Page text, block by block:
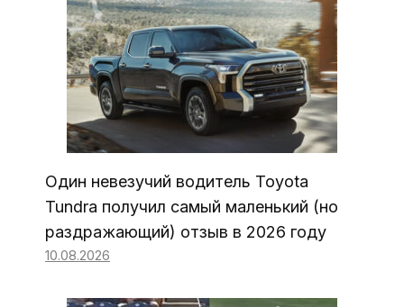
Один невезучий водитель Toyota
Tundra получил самый маленький (но
раздражающий) отзыв в 2026 году
10.08.2026